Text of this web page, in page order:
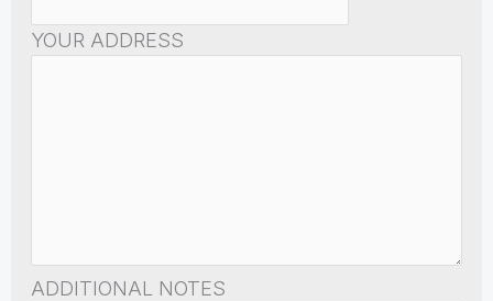
YOUR ADDRESS
ADDITIONAL NOTES